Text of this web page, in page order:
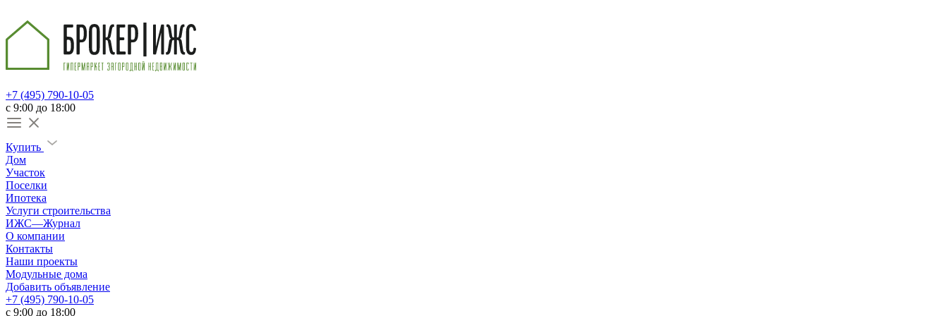
+7 (495) 790-10-05
c 9:00 до 18:00
Купить
Дом
Участок
Поселки
Ипотека
Услуги строительства
ИЖС—Журнал
О компании
Контакты
Наши проекты
Модульные дома
Добавить объявление
+7 (495) 790-10-05
c 9:00 до 18:00